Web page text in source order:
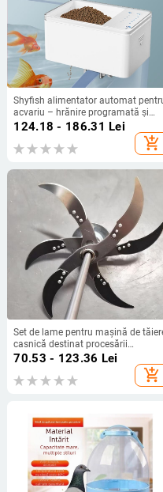
Shyfish alimentator automat
acvariu – hrănire programată și
cantitativă, corp din plastic, set
124.18 - 186.31 Lei
add_shopping_cart
Set de lame pentru mașină de
casnică destinat procesării
păsărilor (pui, rață, gâscă) și
70.53 - 123.36 Lei
add_shopping_cart